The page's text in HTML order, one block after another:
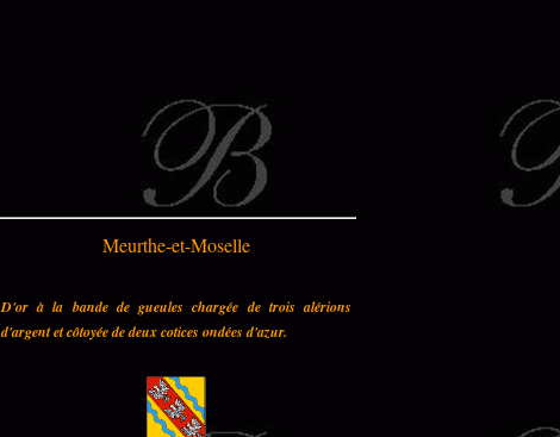
Meurthe-et-Moselle
D'or à la bande de gueules chargée de trois alérions
d'argent et côtoyée de deux cotices ondées d'azur.